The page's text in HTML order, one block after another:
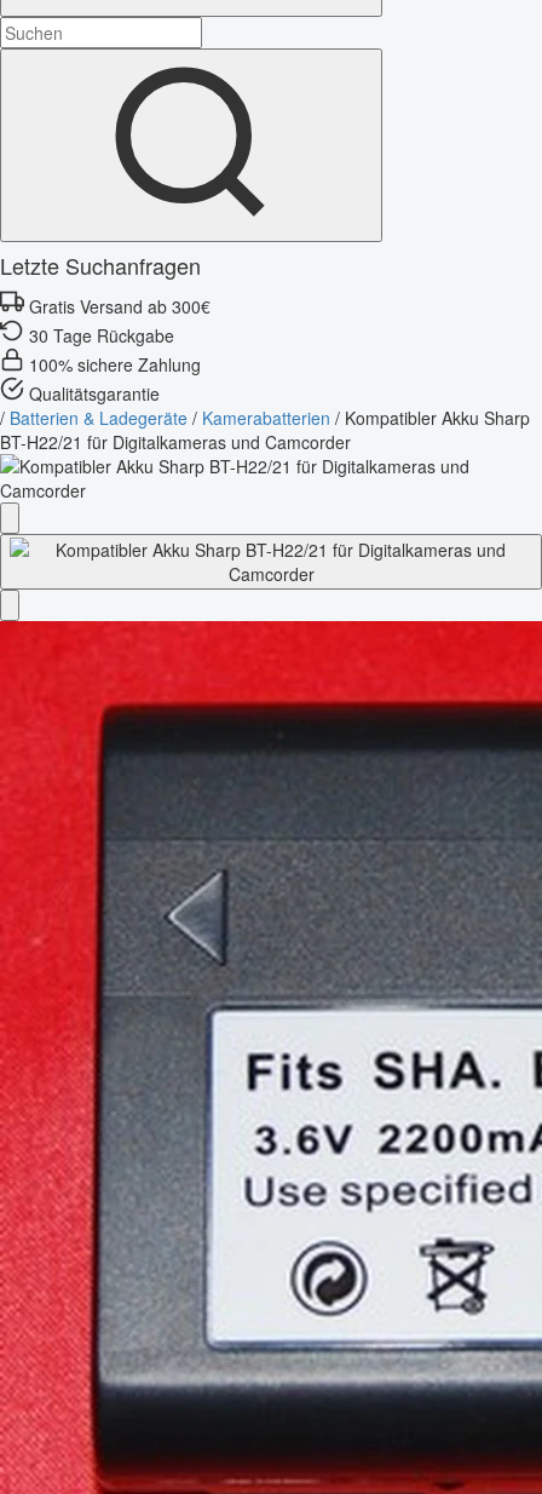
Letzte Suchanfragen
Gratis Versand ab 300€
30 Tage Rückgabe
100% sichere Zahlung
Qualitätsgarantie
/ Batterien & Ladegeräte / Kamerabatterien / Kompatibler Akku Sharp
BT-H22/21 für Digitalkameras und Camcorder